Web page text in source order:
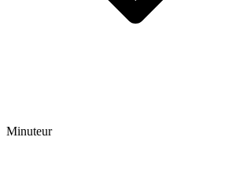
Minuteur